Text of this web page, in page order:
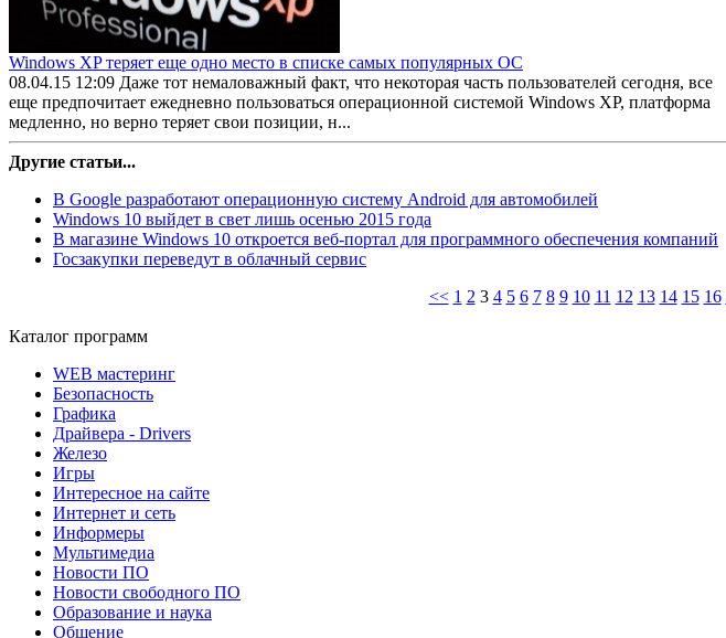
Windows XP теряет еще одно место в списке самых популярных ОС
08.04.15 12:09 Даже тот немаловажный факт, что некоторая часть пользователей сегодня, все
еще предпочитает ежедневно пользоваться операционной системой Windows XP, платформа
медленно, но верно теряет свои позиции, н...
Другие статьи...
В Google разработают операционную систему Android для автомобилей
Windows 10 выйдет в свет лишь осенью 2015 года
В магазине Windows 10 откроется веб-портал для программного обеспечения компаний
Госзакупки переведут в облачный сервис
<< 1 2 3 4 5 6 7 8 9 10 11 12 13 14 15 16
Каталог программ
WEB мастеринг
Безопасность
Графика
Драйвера - Drivers
Железо
Игры
Интересное на сайте
Интернет и сеть
Информеры
Мультимедиа
Новости ПО
Новости свободного ПО
Образование и наука
Общение